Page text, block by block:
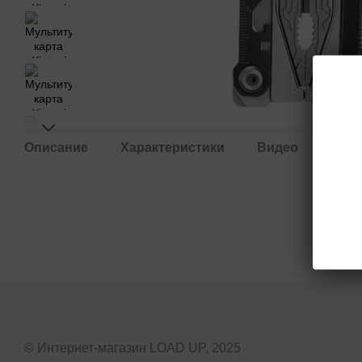
Описание Характеристики Видео
© Интернет-магазин LOAD UP, 2025